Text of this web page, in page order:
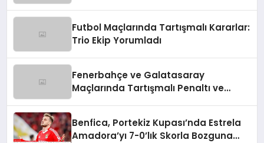
Futbol Maçlarında Tartışmalı Kararlar:
Trio Ekip Yorumladı
Fenerbahçe ve Galatasaray
Maçlarında Tartışmalı Penaltı ve
Benfica, Portekiz Kupası’nda Estrela
Amadora’yı 7-0’lık Skorla Bozguna